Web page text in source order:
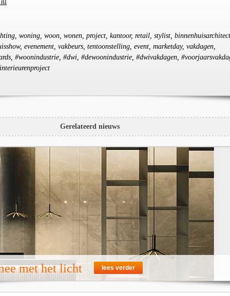
woning, woon, wonen, project, kantoor, retail, stylist,
evenement, vakbeurs, tentoonstelling, event, marketday, vakdagen,
#woonindustrie, #dwi, #dewoonindustrie, #dwivakdagen,
Gerelateerd nieuws
met het licht lees verder